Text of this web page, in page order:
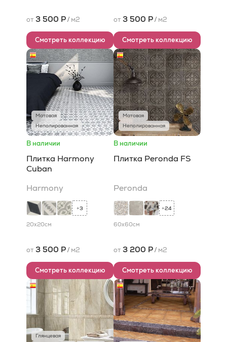
от 3 500 Р/ м2
Смотреть коллекцию
от 3 500 Р/ м2
Смотреть коллекцию
Матовая
Неполированная
В наличии
Плитка Harmony
Cuban
Harmony
+3
20x20см
от 3 500 Р/ м2
Смотреть коллекцию
Матовая
Неполированная
В наличии
Плитка Peronda FS
Peronda
+24
60x60см
от 3 200 Р/ м2
Смотреть коллекцию
Глянцевая